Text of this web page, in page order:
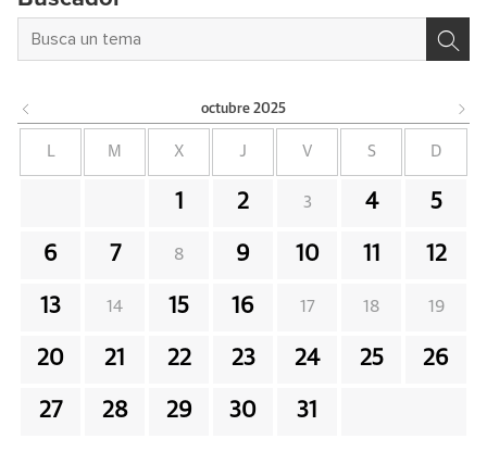
octubre 2025
L M X J V S D
1 2 3 4 5
6 7 8 9 10 11 12
13 14 15 16 17 18 19
20 21 22 23 24 25 26
27 28 29 30 31